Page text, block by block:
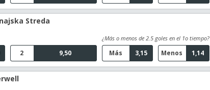
Streda
9,50
2
¿Más o menos de 2.5 goles en el 1o tiempo?
3,15
Más 1,14
Menos